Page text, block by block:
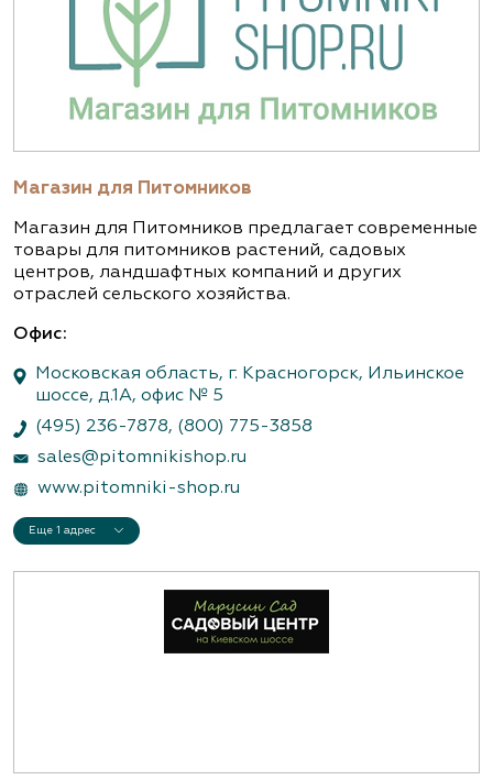
Магазин для Питомников
Магазин для Питомников предлагает современные
товары для питомников растений, садовых
центров, ландшафтных компаний и других
отраслей сельского хозяйства.
Офис:
Московская область, г. Красногорск, Ильинское
шоссе, д.1А, офис № 5
(495) 236-7878, (800) 775-3858
sales@pitomnikishop.ru
www.pitomniki-shop.ru
Еще 1 адрес